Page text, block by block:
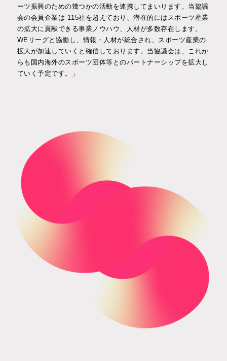
ーツ振興のための幾つかの活動を連携してまいります。当協議
会の会員企業は 115社を超えており、潜在的にはスポーツ産業
の拡大に貢献できる事業ノウハウ、人材が多数存在します。
WEリーグと協働し、情報・人材が統合され、スポーツ産業の
拡大が加速していくと確信しております。当協議会は、これか
らも国内海外のスポーツ団体等とのパートナーシップを拡大し
ていく予定です。」